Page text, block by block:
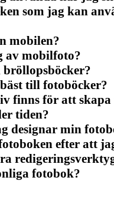
som jag kan
mobilen?
av mobilfoto?
till fotoböcker?
finns för att skapa
tiden?
designar min
efter att
fotobok?